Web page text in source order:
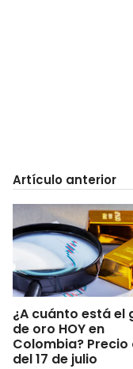
Artículo anterior
¿A cuánto está el
de oro HOY en
Colombia?
del 17 de julio